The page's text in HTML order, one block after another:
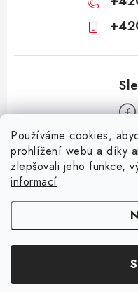
Používáme cookies,
prohlížení webu a díky
zlepšovali jeho funkce,
informací
Informace pro vás
Billy
Zemědělská
CIME